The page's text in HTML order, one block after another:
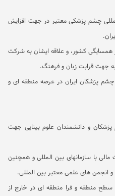
چشم پزشکی معتبر در جهت افزایش
همسایگی کشور، و علاقه ایشان به شرکت
جهت قرابت زبان و فرهنگ.
پزشکان ایران در عرصه منطقه ای و
و دانشمندان علوم بینایی جهت
با سازمانهای بین المللی و همچنین
های علمی معتبر بین المللی.
سطح منطقه و فرا منطقه ای در خارج از